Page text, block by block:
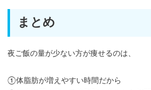
まとめ
夜ご飯の量が少ない方が痩せるのは、
①体脂肪が増えやすい時間だから